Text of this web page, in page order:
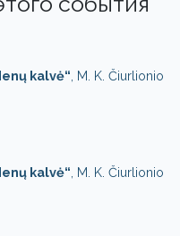
kalvė“ , M. K. Čiurlionio
kalvė“ , M. K. Čiurlionio